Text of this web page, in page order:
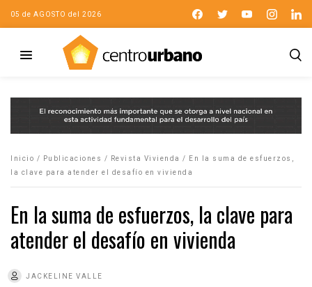
05 de AGOSTO del 2026
Inicio / Publicaciones / Revista Vivienda /
En la suma de esfuerzos,
la clave para atender el desafío en vivienda
En la suma de esfuerzos, la clave para
atender el desafío en vivienda
JACKELINE VALLE